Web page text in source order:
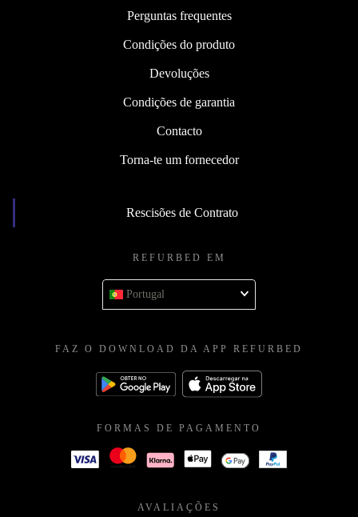
Perguntas frequentes
Condições do produto
Devoluções
Condições de garantia
Contacto
Torna-te um fornecedor
Rescisões de Contrato
REFURBED EM
Portugal
FAZ O DOWNLOAD DA APP REFURBED
FORMAS DE PAGAMENTO
AVALIAÇÕES